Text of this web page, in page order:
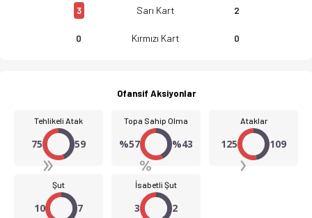
3 Sarı Kart 2
0 Kırmızı Kart 0
Ofansif Aksiyonlar
Tehlikeli Atak
75 59
Topa Sahip Olma
%57 %43
Ataklar
125 109
Şut
10 7
İsabetli Şut
3 2